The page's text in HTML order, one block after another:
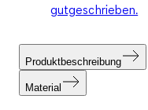
gutgeschrieben.
Produktbeschreibung
Material